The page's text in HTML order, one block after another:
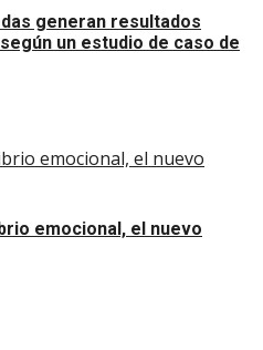
generan resultados
un estudio de caso de
emocional, el nuevo
emocional, el nuevo